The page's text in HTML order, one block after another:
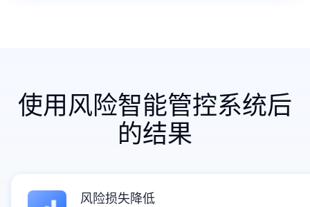
使用风险智能管控系统后
的结果
风险损失降低